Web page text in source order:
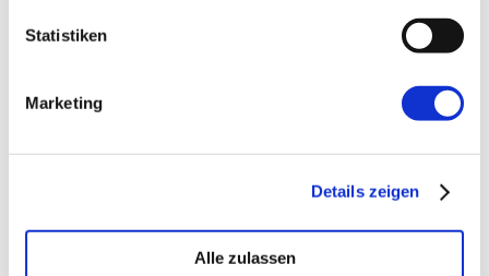
Statistiken
Marketing
Details zeigen
Alle zulassen
← Vorherige: